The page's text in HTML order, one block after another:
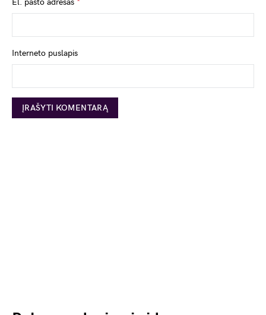
El. pašto adresas *
Interneto puslapis